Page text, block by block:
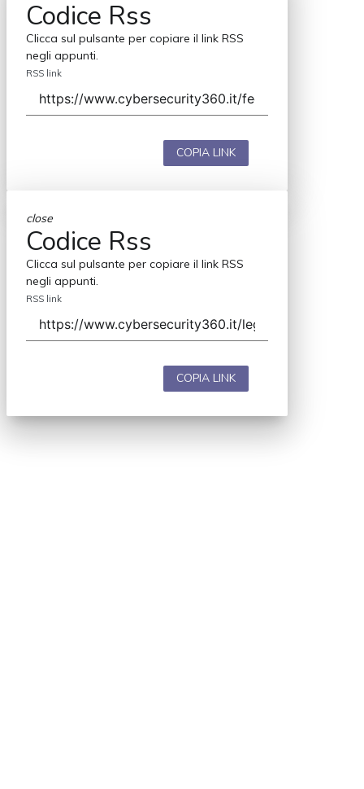
Codice Rss
Clicca sul pulsante per copiare il link RSS
negli appunti.
RSS link
COPIA LINK
close
Codice Rss
Clicca sul pulsante per copiare il link RSS
negli appunti.
RSS link
COPIA LINK